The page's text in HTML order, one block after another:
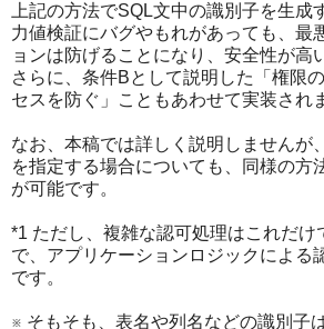
上記の方法でSQL文中の識別子を生成
力値検証にバグやもれがあっても、最
ョンは防げることになり、安全性が高
さらに、条件Bとして説明した「権限
セスを防ぐ」こともあわせて実装され
なお、本稿では詳しく説明しませんが
を指定する場合についても、同様の方
が可能です。
*1 ただし、複雑な認可処理はこれだけ
で、アプリケーションロジックによる
です。
※ そもそも、表名や列名などの識別子